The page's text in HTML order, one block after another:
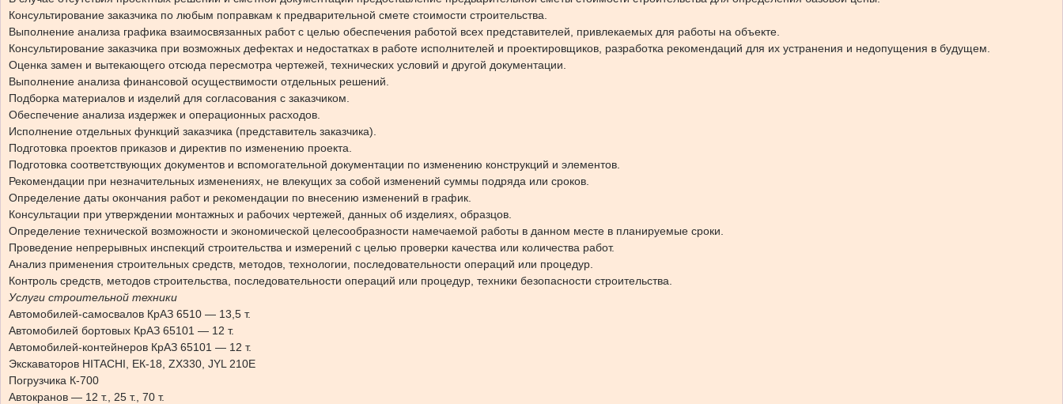
Консультирование заказчика по любым поправкам к предварительной смете стоимости строительства.
Выполнение анализа графика взаимосвязанных работ с целью обеспечения работой всех представителей, привлекаемых для работы на объекте.
Консультирование заказчика при возможных дефектах и недостатках в работе исполнителей и проектировщиков, разработка рекомендаций для их устранения и недопущения в будущем.
Оценка замен и вытекающего отсюда пересмотра чертежей, технических условий и другой документации.
Выполнение анализа финансовой осуществимости отдельных решений.
Подборка материалов и изделий для согласования с заказчиком.
Обеспечение анализа издержек и операционных расходов.
Исполнение отдельных функций заказчика (представитель заказчика).
Подготовка проектов приказов и директив по изменению проекта.
Подготовка соответствующих документов и вспомогательной документации по изменению конструкций и элементов.
Рекомендации при незначительных изменениях, не влекущих за собой изменений суммы подряда или сроков.
Определение даты окончания работ и рекомендации по внесению изменений в график.
Консультации при утверждении монтажных и рабочих чертежей, данных об изделиях, образцов.
Определение технической возможности и экономической целесообразности намечаемой работы в данном месте в планируемые сроки.
Проведение непрерывных инспекций строительства и измерений с целью проверки качества или количества работ.
Анализ применения строительных средств, методов, технологии, последовательности операций или процедур.
Контроль средств, методов строительства, последовательности операций или процедур, техники безопасности строительства.
Услуги строительной техники
Автомобилей-самосвалов КрАЗ 6510 — 13,5 т.
Автомобилей бортовых КрАЗ 65101 — 12 т.
Автомобилей-контейнеров КрАЗ 65101 — 12 т.
Экскаваторов HITACHI, ЕК-18, ZX330, JYL 210E
Погрузчика К-700
Автокранов — 12 т., 25 т., 70 т.